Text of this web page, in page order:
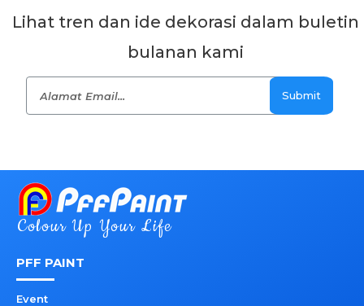
Lihat tren dan ide dekorasi dalam buletin
bulanan kami
Submit
Colour Up Your Life
PFF PAINT
Event